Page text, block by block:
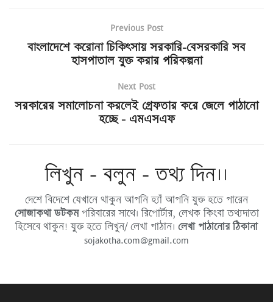
Previous Post
বাংলাদেশে করোনা চিকিৎসায় সরকারি-বেসরকারি সব
হাসপাতাল যুক্ত করার পরিকল্পনা
Next Post
সরকারের সমালোচনা করলেই গ্রেফতার করে জেলে পাঠানো
হচ্ছে – এমএসএফ
লিখুন - বলুন - তথ্য দিন।।
দেশে বিদেশে যেখানে থাকুন আপনি হ্যাঁ আপনি যুক্ত হতে পারেন
সোজাকথা ডটকমপরিবারের সাথে। রিপোর্টার, লেখক কিংবা তথ্যদাতা
হিসেবে থাকুন! যুক্ত হতে লিখুন/ লেখা পাঠান। লেখা পাঠানোর ঠিকানা
sojakotha.com@gmail.com